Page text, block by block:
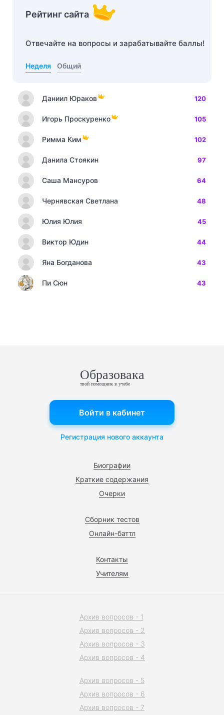
Рейтинг сайта
Отвечайте на вопросы и зарабатывайте баллы!
Неделя Общий
Даниил Юраков 120
Игорь Проскуренко 105
Римма Ким 102
Данила Стоякин 97
Саша Мансуров 64
Чернявская Светлана 48
Юлия Юлия 45
Виктор Юдин 44
Яна Богданова 43
Пи Сюн 43
Образовака
твой помощник в учебе
Биографии
Краткие содержания
Очерки
Сборник тестов
Онлайн-баттл
Контакты
Учителям
Войти в кабинет
Регистрация нового аккаунта
Архив вопросов - 1
Архив вопросов - 2
Архив вопросов - 3
Архив вопросов - 4
Архив вопросов - 5
Архив вопросов - 6
Архив вопросов - 7